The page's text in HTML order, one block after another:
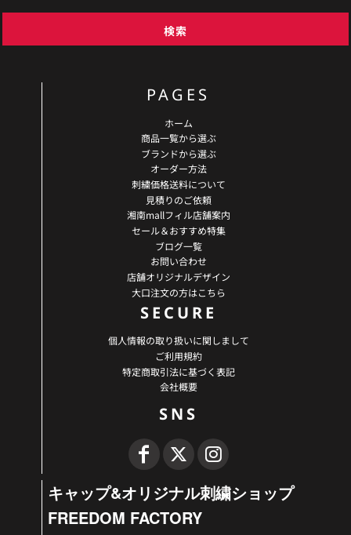
検索
PAGES
ホーム
商品一覧から選ぶ
ブランドから選ぶ
オーダー方法
刺繍価格送料について
見積りのご依頼
湘南mallフィル店舗案内
セール＆おすすめ特集
ブログ一覧
お問い合わせ
店舗オリジナルデザイン
大口注文の方はこちら
SECURE
個人情報の取り扱いに関しまして
ご利用規約
特定商取引法に基づく表記
会社概要
SNS
キャップ&オリジナル刺繍ショップ
FREEDOM FACTORY